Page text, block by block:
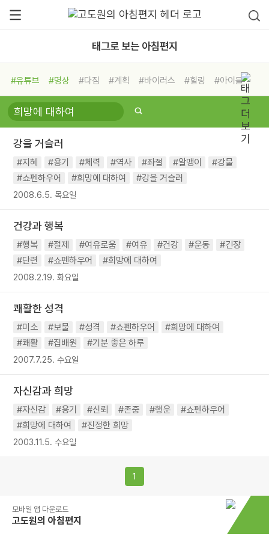
태그로 보는 아침편지
#유튜브 #명상 #다짐 #계획 #바이러스 #힐링
#아이들
#비전캠프
#독서캠프 #삶
#희망
#나눔 #친구 #링컨학교
#독서
#건강
강을 거슬러
#지혜 #용기 #체력 #역사 #좌절 #알맹이
#강물
#쇼펜하우어
#희망에 대하여 #강을 거슬러
2008.6.5. 목요일
건강과 행복
#행복 #절제 #여유로움 #여유 #건강 #운동
#긴장
#단련
#쇼펜하우어 #희망에 대하여
2008.2.19. 화요일
쾌활한 성격
#미소 #보물 #성격 #쇼펜하우어
#희망에 대하여
#쾌활
#집배원 #기분 좋은 하루
2007.7.25. 수요일
자신감과 희망
#자신감 #용기 #신뢰 #존중 #행운
#쇼펜하우어
#희망에 대하여
#진정한 희망
2003.11.5. 수요일
1
모바일 앱 다운로드
고도원의 아침편지